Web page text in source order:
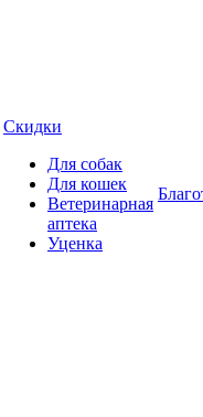
Скидки
Для собак
Для кошек
Ветеринарная
аптека
Уценка